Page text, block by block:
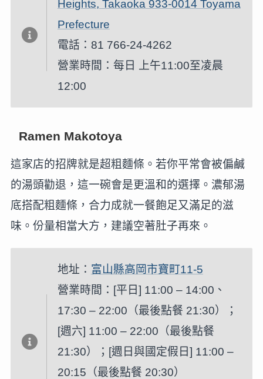
Heights, Takaoka 933-0014 Toyama
Prefecture
電話：81 766-24-4262
營業時間：每日 上午11:00至凌晨
12:00
Ramen Makotoya
這家店的招牌就是超粗麵條。若你平常會被偏鹹
的湯頭勸退，這一碗會是更溫和的選擇。濃郁湯
底搭配粗麵條，合力成就一餐飽足又滿足的滋
味。份量相當大方，建議空著肚子再來。
地址： 富山縣高岡市寶町11-5
營業時間：[平日] 11:00 – 14:00、
17:30 – 22:00（最後點餐 21:30）；
[週六] 11:00 – 22:00（最後點餐
21:30）；[週日與國定假日] 11:00 –
20:15（最後點餐 20:30）